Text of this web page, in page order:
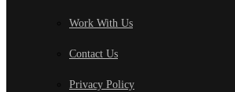
Work With Us
Contact Us
Privacy Policy